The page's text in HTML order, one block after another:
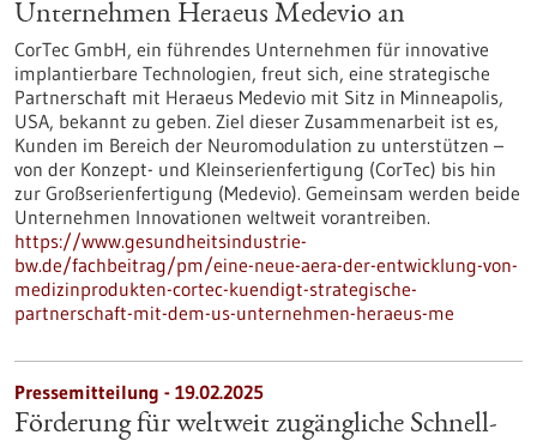
Unternehmen Heraeus Medevio an
CorTec GmbH, ein führendes Unternehmen für innovative
implantierbare Technologien, freut sich, eine strategische
Partnerschaft mit Heraeus Medevio mit Sitz in Minneapolis,
USA, bekannt zu geben. Ziel dieser Zusammenarbeit ist es,
Kunden im Bereich der Neuromodulation zu unterstützen –
von der Konzept- und Kleinserienfertigung (CorTec) bis hin
zur Großserienfertigung (Medevio). Gemeinsam werden beide
Unternehmen Innovationen weltweit vorantreiben.
https://www.gesundheitsindustrie-
bw.de/fachbeitrag/pm/eine-neue-aera-der-entwicklung-von-
medizinprodukten-cortec-kuendigt-strategische-
partnerschaft-mit-dem-us-unternehmen-heraeus-me
Pressemitteilung - 19.02.2025
Förderung für weltweit zugängliche Schnell-